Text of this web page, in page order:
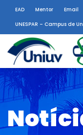
EAD Mentor Email
UNESPAR – Campus de